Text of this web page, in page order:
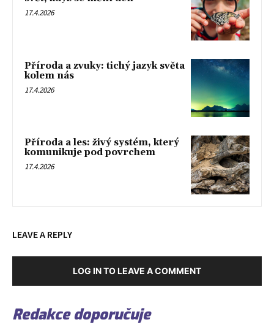
17.4.2026
Příroda a zvuky: tichý jazyk světa
kolem nás
17.4.2026
Příroda a les: živý systém, který
komunikuje pod povrchem
17.4.2026
LEAVE A REPLY
LOG IN TO LEAVE A COMMENT
Redakce doporučuje